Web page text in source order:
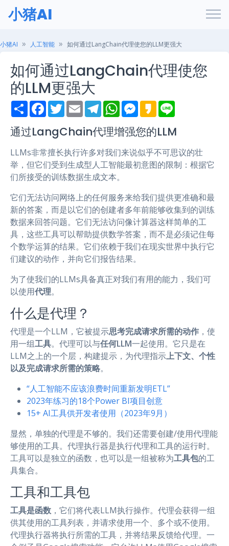
小猪AI
小猪AI 人工智能 如何通过LangChain代理使您的LLM更强大
如何通过LangChain代理使您
的LLM更强大
S
h
r
e
F
a
e
b
o
k
T
w
t
t
r
E
m
i
l
T
e
e
g
a
m
W
h
t
s
p
p
M
e
s
e
g
e
r
K
a
a
o
e
通过LangChain代理增强您的LLM
LLMs非常擅长执行许多对我们来说似乎不可思议的壮
举，但它们受到生成型人工智能最初意图的限制：根据它
们所接受的训练数据生成文本。
它们无法访问网络上的任何服务来给我们提供更准确和最
新的答案，而是以它们的创建者多年前能够收集到的训练
数据来回答问题。它们无法访问像计算器这样简单的工
具，这些工具可以帮助提供数学答案，而不是必须记住每
个数学运算的结果。它们依赖于我们在现实世界中执行它
们建议的动作，并向它们报告结果。
为了使我们的LLMs具备真正对我们有用的能力，我们可
以使用代理。
什么是代理？
代理是一个LLM，它被提示思考完成请求所需的动作 ，使
用一组工具。代理可以与任何LLM一起使用。它只是在
LLM之上的一个层，构建提示，为代理指示上下文、个性
以及完成请求所需的策略。
“人工智能不应该浪费时间重新发明ETL”
2023年练习的18个Power BI项目创意
15+ AI工具供开发者使用（2023年9月）
显然，单独的代理是不够的。我们还需要创建/使用代理能
够使用的工具。代理执行器是执行代理和工具的运行时。
工具可以是独立的函数，也可以是一组被称为工具包的工
具集合。
工具和工具包
工具是函数 ，它们将代表LLM执行操作。代理会获得一组
供其使用的工具列表，并请求使用一个、多个或不使用。
代理执行器将执行所需的工具，并将结果反馈给代理。一